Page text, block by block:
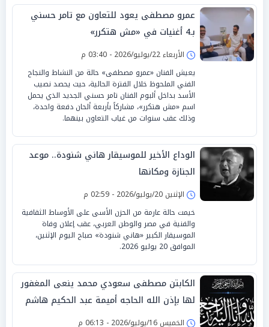
عمرو مصطفى يعود للتعاون مع تامر حسني
بـ4 أغنيات في «مش هتكرر»
الأربعاء 22/يوليو/2026 - 03:40 م
يعيش الفنان «عمرو مصطفى» حالة من النشاط والنجاح
الفني الملحوظ خلال الفترة الحالية، حيث يحصد نصيب
الأسد بداخل ألبوم الفنان تامر حسني الجديد الذي يحمل
اسم «مش هتكرر»، مشاركاً بأربعة ألحان دفعة واحدة،
وذلك عقب سنوات من غياب التعاون بينهما.
الوداع الأخير للموسيقار هاني شنودة.. موعد
الجنازة ومكانها
الإثنين 20/يوليو/2026 - 02:59 م
خيمت حالة عارمة من الحزن الأسى على الأوساط الثقافية
والفنية في مصر والوطن العربي، عقب إعلان وفاة
الموسيقار الكبير «هاني شنودة» صباح اليوم الإثنين،
الموافق 20 يوليو 2026.
الكابتن مصطفى سعودي محمد ينعى المغفور
لها بإذن الله الحاجه أميمة عبد الحكيم هاشم
الخميس 16/يوليو/2026 - 06:13 م